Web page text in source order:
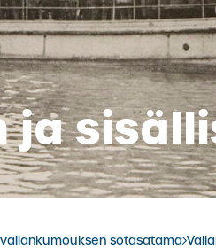
ja
sotasatama